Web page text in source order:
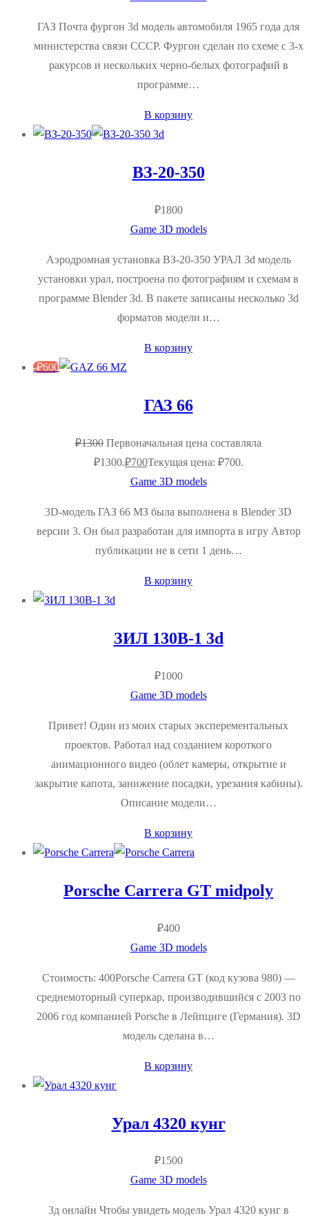
ГАЗ Почта фургон 3d модель автомобиля 1965 года для
министерства связи СССР. Фургон сделан по схеме с 3-х
ракурсов и нескольких черно-белых фотографий в
программе…
В корзину
ВЗ-20-350
₽1800
Game 3D models
Аэродромная установка ВЗ-20-350 УРАЛ 3d модель
установки урал, построена по фотографиям и схемам в
программе Blender 3d. В пакете записаны несколько 3d
форматов модели и…
В корзину
-₽600
ГАЗ 66
₽1300 Первоначальная цена составляла
₽1300.₽700Текущая цена: ₽700.
Game 3D models
3D-модель ГАЗ 66 МЗ была выполнена в Blender 3D
версии 3. Он был разработан для импорта в игру Автор
публикации не в сети 1 день…
В корзину
ЗИЛ 130В-1 3d
₽1000
Game 3D models
Привет! Один из моих старых эксперементальных
проектов. Работал над созданием короткого
анимационного видео (облет камеры, открытие и
закрытие капота, занижение посадки, урезания кабины).
Описание модели…
В корзину
Porsche Carrera GT midpoly
₽400
Game 3D models
Стоимость: 400Porsche Carrera GT (код кузова 980) —
среднемоторный суперкар, производившийся с 2003 по
2006 год компанией Porsche в Лейпциге (Германия). 3D
модель сделана в…
В корзину
Урал 4320 кунг
₽1500
Game 3D models
3д онлайн Чтобы увидеть модель Урал 4320 кунг в